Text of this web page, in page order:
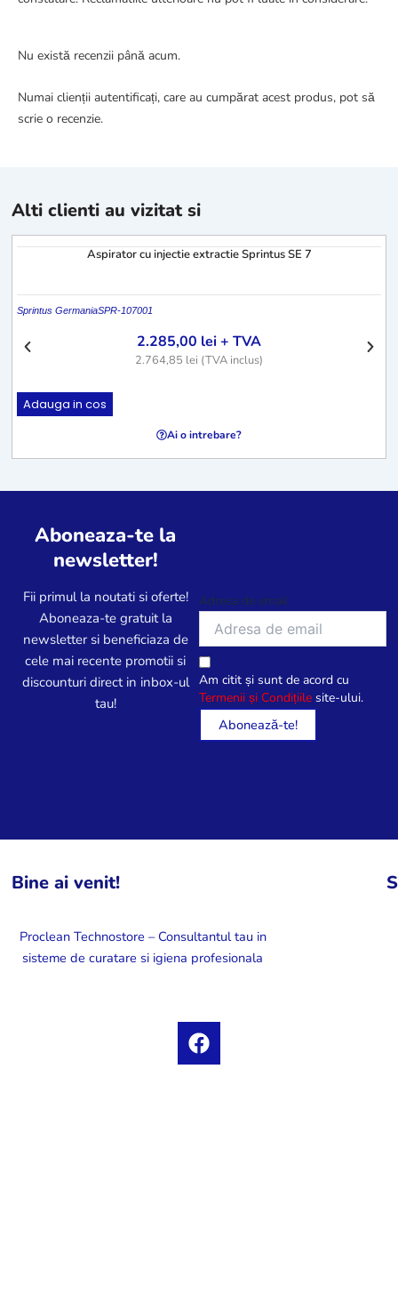
Nu există recenzii până acum.
Numai clienții autentificați, care au cumpărat acest produs, pot să
scrie o recenzie.
Alti clienti au vizitat si
Aspirator cu injectie extractie Sprintus SE 7
Sprintus GermaniaSPR-107001
2.285,00 lei+ TVA
2.764,85 lei (TVA inclus)
Adauga in cos
Ai o intrebare?
Aboneaza-te la
newsletter!
Fii primul la noutati si oferte!
Aboneaza-te gratuit la
newsletter si beneficiaza de
cele mai recente promotii si
discounturi direct in inbox-ul
tau!
Adresa de email
Am citit și sunt de acord cu
Termenii și Condițiile site-ului.
Bine ai venit!
Proclean Technostore – Consultantul tau in
sisteme de curatare si igiena profesionala
F
a
c